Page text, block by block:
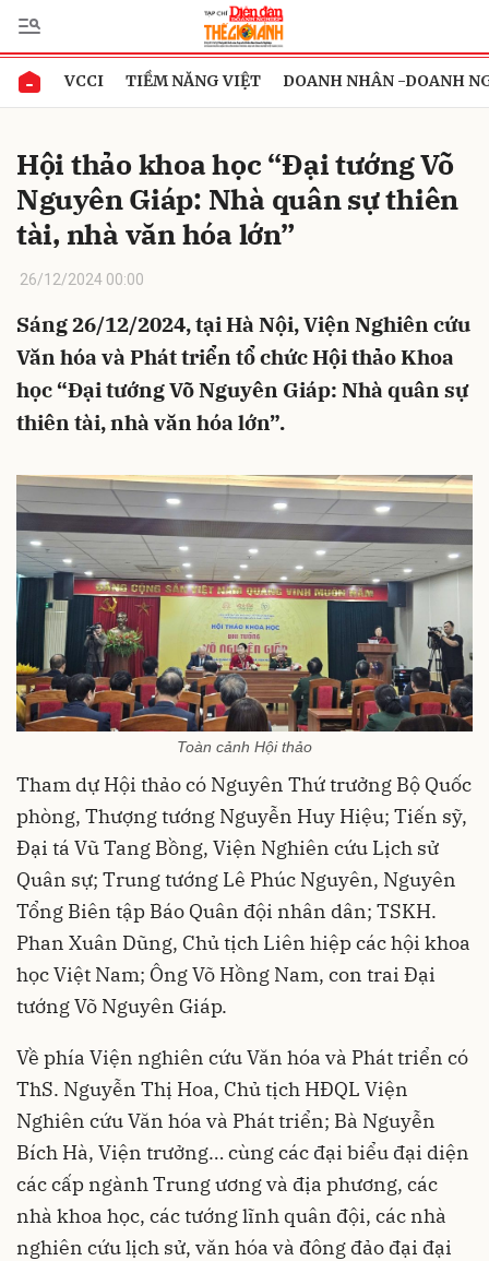
VCCI TIỀM NĂNG VIỆT DOANH NHÂN -DOANH
Hội thảo khoa học “Đại tướng Võ
Nguyên Giáp: Nhà quân sự thiên
tài, nhà văn hóa lớn”
26/12/2024 00:00
Sáng 26/12/2024, tại Hà Nội, Viện Nghiên cứu
Văn hóa và Phát triển tổ chức Hội thảo Khoa
học “Đại tướng Võ Nguyên Giáp: Nhà quân sự
thiên tài, nhà văn hóa lớn”.
Toàn cảnh Hội thảo
Tham dự Hội thảo có Nguyên Thứ trưởng Bộ Quốc
phòng, Thượng tướng Nguyễn Huy Hiệu; Tiến sỹ,
Đại tá Vũ Tang Bồng, Viện Nghiên cứu Lịch sử
Quân sự; Trung tướng Lê Phúc Nguyên, Nguyên
Tổng Biên tập Báo Quân đội nhân dân; TSKH.
Phan Xuân Dũng, Chủ tịch Liên hiệp các hội khoa
học Việt Nam; Ông Võ Hồng Nam, con trai Đại
tướng Võ Nguyên Giáp.
Về phía Viện nghiên cứu Văn hóa và Phát triển có
ThS. Nguyễn Thị Hoa, Chủ tịch HĐQL Viện
Nghiên cứu Văn hóa và Phát triển; Bà Nguyễn
Bích Hà, Viện trưởng… cùng các đại biểu đại diện
các cấp ngành Trung ương và địa phương, các
nhà khoa học, các tướng lĩnh quân đội, các nhà
nghiên cứu lịch sử, văn hóa và đông đảo đại đại
Gửi bình luận
Hủy Gửi